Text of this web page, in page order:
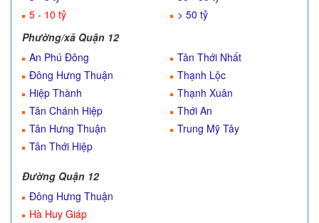
5 - 10 tỷ
> 50 tỷ
Phường/xã Quận 12
An Phú Đông
Đông Hưng Thuận
Hiệp Thành
Tân Chánh Hiệp
Tân Hưng Thuận
Tân Thới Hiệp
Tân Thới Nhất
Thạnh Lộc
Thạnh Xuân
Thới An
Trung Mỹ Tây
Đường Quận 12
Đông Hưng Thuận
Hà Huy Giáp